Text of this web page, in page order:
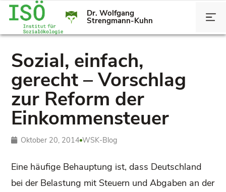
Dr. Wolfgang
Strengmann-Kuhn
Sozial, einfach,
gerecht – Vorschlag
zur Reform der
Einkommensteuer
Oktober 20, 2014 WSK-Blog
Eine häufige Behauptung ist, dass Deutschland
bei der Belastung mit Steuern und Abgaben an der